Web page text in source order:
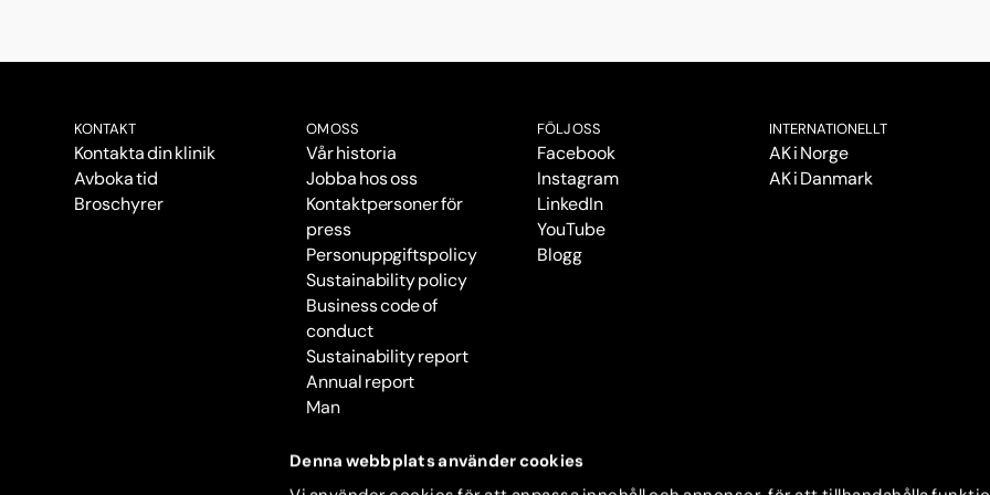
Denna webbplats använder cookies
KONTAKT
Kontakta din klinik
Avboka tid
Broschyrer
OM OSS
Vår historia
Jobba hos oss
Kontaktpersoner för
press
Personuppgiftspolicy
Sustainability policy
Business code of
conduct
Sustainability report
Annual report
Man
FÖLJ OSS
Facebook
Instagram
LinkedIn
YouTube
Blogg
INTERNATIONELLT
AK i Norge
AK i Danmark